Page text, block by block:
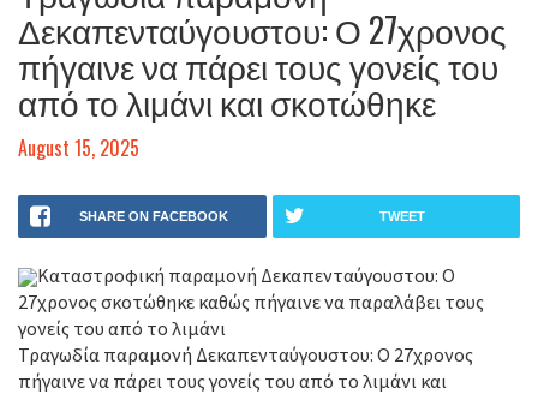
Δεκαπενταύγουστου: Ο 27χρονος
πήγαινε να πάρει τους γονείς του
από το λιμάνι και σκοτώθηκε
August 15, 2025
SHARE ON FACEBOOK TWEET
Καταστροφική παραμονή Δεκαπενταύγουστου: Ο
27χρονος σκοτώθηκε καθώς πήγαινε να παραλάβει τους
γονείς του από το λιμάνι
Τραγωδία παραμονή Δεκαπενταύγουστου: Ο 27χρονος
πήγαινε να πάρει τους γονείς του από το λιμάνι και